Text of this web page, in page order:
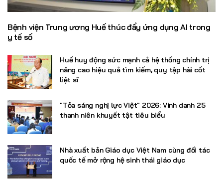
Bệnh viện Trung ương Huế thúc đẩy ứng dụng AI trong
y tế số
Huế huy động sức mạnh cả hệ thống chính trị
nâng cao hiệu quả tìm kiếm, quy tập hài cốt
liệt sĩ
"Tỏa sáng nghị lực Việt" 2026: Vinh danh 25
thanh niên khuyết tật tiêu biểu
Nhà xuất bản Giáo dục Việt Nam cùng đối tác
quốc tế mở rộng hệ sinh thái giáo dục